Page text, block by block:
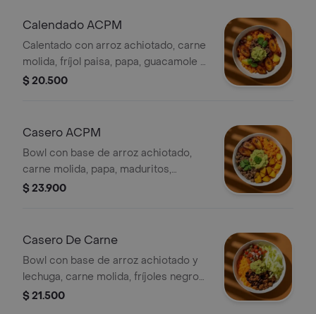
Calendado ACPM
Calentado con arroz achiotado, carne
molida, fríjol paisa, papa, guacamole y
cilantro (todo viene revuelto).
$ 20.500
Casero ACPM
Bowl con base de arroz achiotado,
carne molida, papa, maduritos,
guacamole y cilantro.
$ 23.900
Casero De Carne
Bowl con base de arroz achiotado y
lechuga, carne molida, fríjoles negros,
pico de gallo y guacamole.
$ 21.500